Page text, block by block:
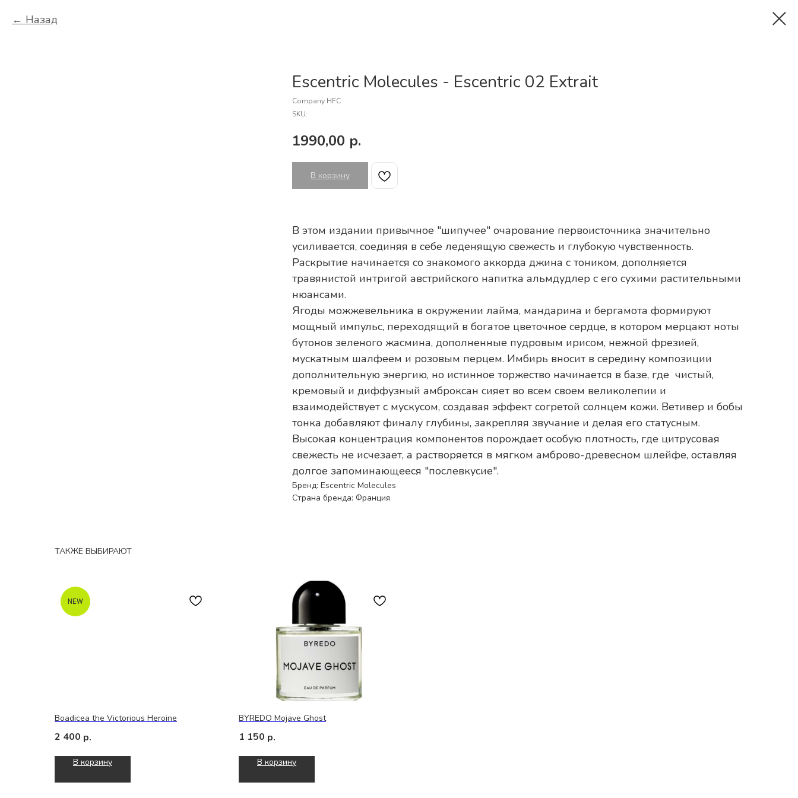
Назад
Escentric Molecules - Escentric 02 Extrait
Company HFC
SKU:
1990,00 р.
В корзину
В этом издании привычное "шипучее" очарование первоисточника значительно
усиливается, соединяя в себе леденящую свежесть и глубокую чувственность.
Раскрытие начинается со знакомого аккорда джина с тоником, дополняется
травянистой интригой австрийского напитка альмдудлер с его сухими растительными
нюансами.
Ягоды можжевельника в окружении лайма, мандарина и бергамота формируют
мощный импульс, переходящий в богатое цветочное сердце, в котором мерцают ноты
бутонов зеленого жасмина, дополненные пудровым ирисом, нежной фрезией,
мускатным шалфеем и розовым перцем. Имбирь вносит в середину композиции
дополнительную энергию, но истинное торжество начинается в базе, где чистый,
кремовый и диффузный амброксан сияет во всем своем великолепии и
взаимодействует с мускусом, создавая эффект согретой солнцем кожи. Ветивер и бобы
тонка добавляют финалу глубины, закрепляя звучание и делая его статусным.
Высокая концентрация компонентов порождает особую плотность, где цитрусовая
свежесть не исчезает, а растворяется в мягком амброво-древесном шлейфе, оставляя
долгое запоминающееся "послевкусие".
Бренд: Escentric Molecules
Страна бренда: Франция
ТАКЖЕ ВЫБИРАЮТ
NEW
Boadicea the Victorious Heroine
2 400 р.
В корзину
BYREDO Mojave Ghost
1 150 р.
В корзину